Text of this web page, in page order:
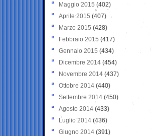
Maggio 2015 (402)
Aprile 2015 (407)
Marzo 2015 (428)
Febbraio 2015 (417)
Gennaio 2015 (434)
Dicembre 2014 (454)
Novembre 2014 (437)
Ottobre 2014 (440)
Settembre 2014 (450)
Agosto 2014 (433)
Luglio 2014 (436)
Giugno 2014 (391)